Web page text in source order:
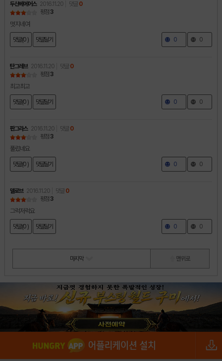
두산베에어스 2016.11.20 댓글 0
평점 3
멋지네여
댓글(0 ) 댓글달기 0 0
탄그레브 2016.11.20 댓글 0
평점 3
최고최고
댓글(0 ) 댓글달기 0 0
판그라스 2016.11.20 댓글 0
평점 3
풀렸네요
댓글(0 ) 댓글달기 0 0
델로브 2016.11.20 댓글 0
평점 3
그럭저럭요
댓글(0 ) 댓글달기 0 0
마지막 맨 위로